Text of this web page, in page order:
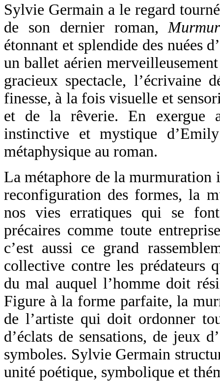
Sylvie Germain a le regard
de son dernier roman,
étonnant et splendide des nuées
un ballet aérien
gracieux spectacle, l’écrivaine
finesse, à la fois visuelle et
et de la rêverie. En exergue
instinctive et mystique
métaphysique au roman.
La métaphore de la murmuration
reconfiguration des formes, la
nos vies erratiques qui se
précaires comme toute
c’est aussi ce grand
collective contre les prédateurs
du mal auquel l’homme doit
Figure à la forme parfaite, la
de l’artiste qui doit ordonner
d’éclats de sensations, de jeux
symboles. Sylvie Germain
unité poétique, symbolique et